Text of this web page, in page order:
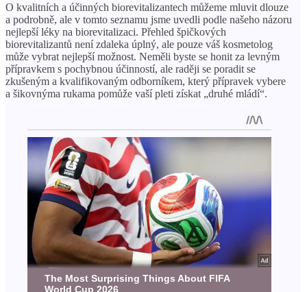
O kvalitních a účinných biorevitalizantech můžeme mluvit dlouze
a podrobně, ale v tomto seznamu jsme uvedli podle našeho názoru
nejlepší léky na biorevitalizaci. Přehled špičkových
biorevitalizantů není zdaleka úplný, ale pouze váš kosmetolog
může vybrat nejlepší možnost. Neměli byste se honit za levným
přípravkem s pochybnou účinností, ale raději se poradit se
zkušeným a kvalifikovaným odborníkem, který přípravek vybere
a šikovnýma rukama pomůže vaší pleti získat „druhé mládí“.